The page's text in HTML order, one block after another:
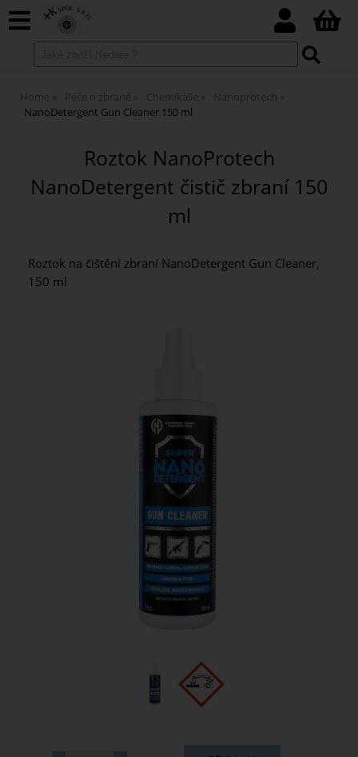
Home Péče o zbraně Chemikálie
Nanoprotech
NanoDetergent Gun Cleaner 150 ml
Roztok NanoProtech
NanoDetergent čistič zbraní 150
ml
Roztok na čištění zbraní NanoDetergent Gun Cleaner,
150 ml